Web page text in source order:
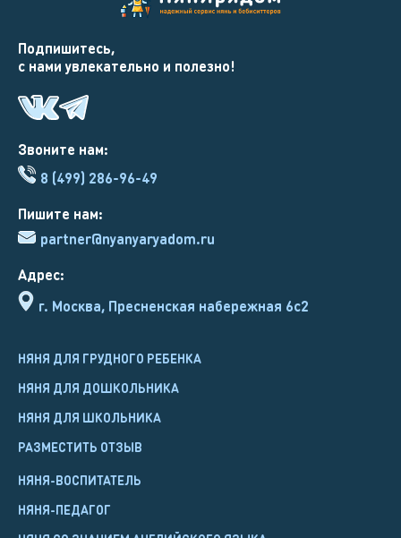
Адрес:
г. Москва, Пресненская набережная 6с2
Звоните нам:
8 (499) 286-96-49
НЯНЯ ДЛЯ ГРУДНОГО РЕБЕНКА
НЯНЯ ДЛЯ ДОШКОЛЬНИКА
НЯНЯ ДЛЯ ШКОЛЬНИКА
РАЗМЕСТИТЬ ОТЗЫВ
Пишите нам:
partner@nyanyaryadom.ru
НЯНЯ-ВОСПИТАТЕЛЬ
НЯНЯ-ПЕДАГОГ
Подпишитесь,
с нами увлекательно и полезно!